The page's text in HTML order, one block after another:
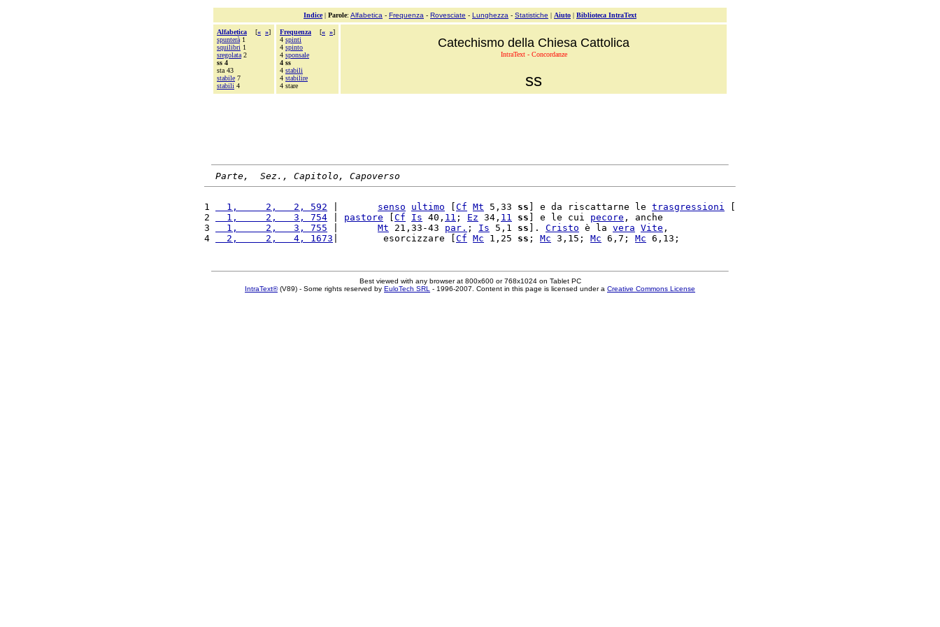
Indice| Parole: Alfabetica - Frequenza - Rovesciate - Lunghezza - Statistiche | Aiuto | Biblioteca IntraText
Alfabetica [« »]
spunterà 1
squilibri 1
sregolata 2
ss 4
sta 43
stabile 7
stabili 4
Frequenza [« »]
4 spinti
4 spinto
4 sponsale
4 ss
4 stabili
4 stabilire
4 stare
Catechismo della Chiesa Cattolica
IntraText - Concordanze
ss
Parte,  Sez., Capitolo, Capoverso
1
  1,     2,   2, 592
senso ultimo Cf Mt 5,33 ss ] e da riscattarne le trasgressioni
2
  1,     2,   3, 754
pastore Cf Is 40, 11 ; Ez 34, 11 ss ] e le cui pecore , anche
3
  1,     2,   3, 755
Mt 21,33-43 par. ; Is 5,1 ss ]. Cristo è la vera Vite ,
4
  2,     2,   4, 1673
|        esorcizzare [ Cf Mc 1,25 ss ; Mc 3,15; Mc 6,7; Mc
Best viewed with any browser at 800x600 or 768x1024 on Tablet PC
IntraText®(V89) - Some rights reserved by EuloTech SRL - 1996-2007. Content in this page is licensed under a Creative Commons License